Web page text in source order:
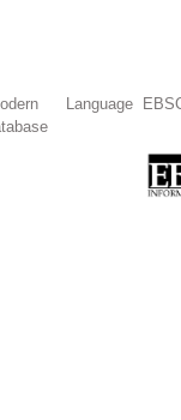
Language